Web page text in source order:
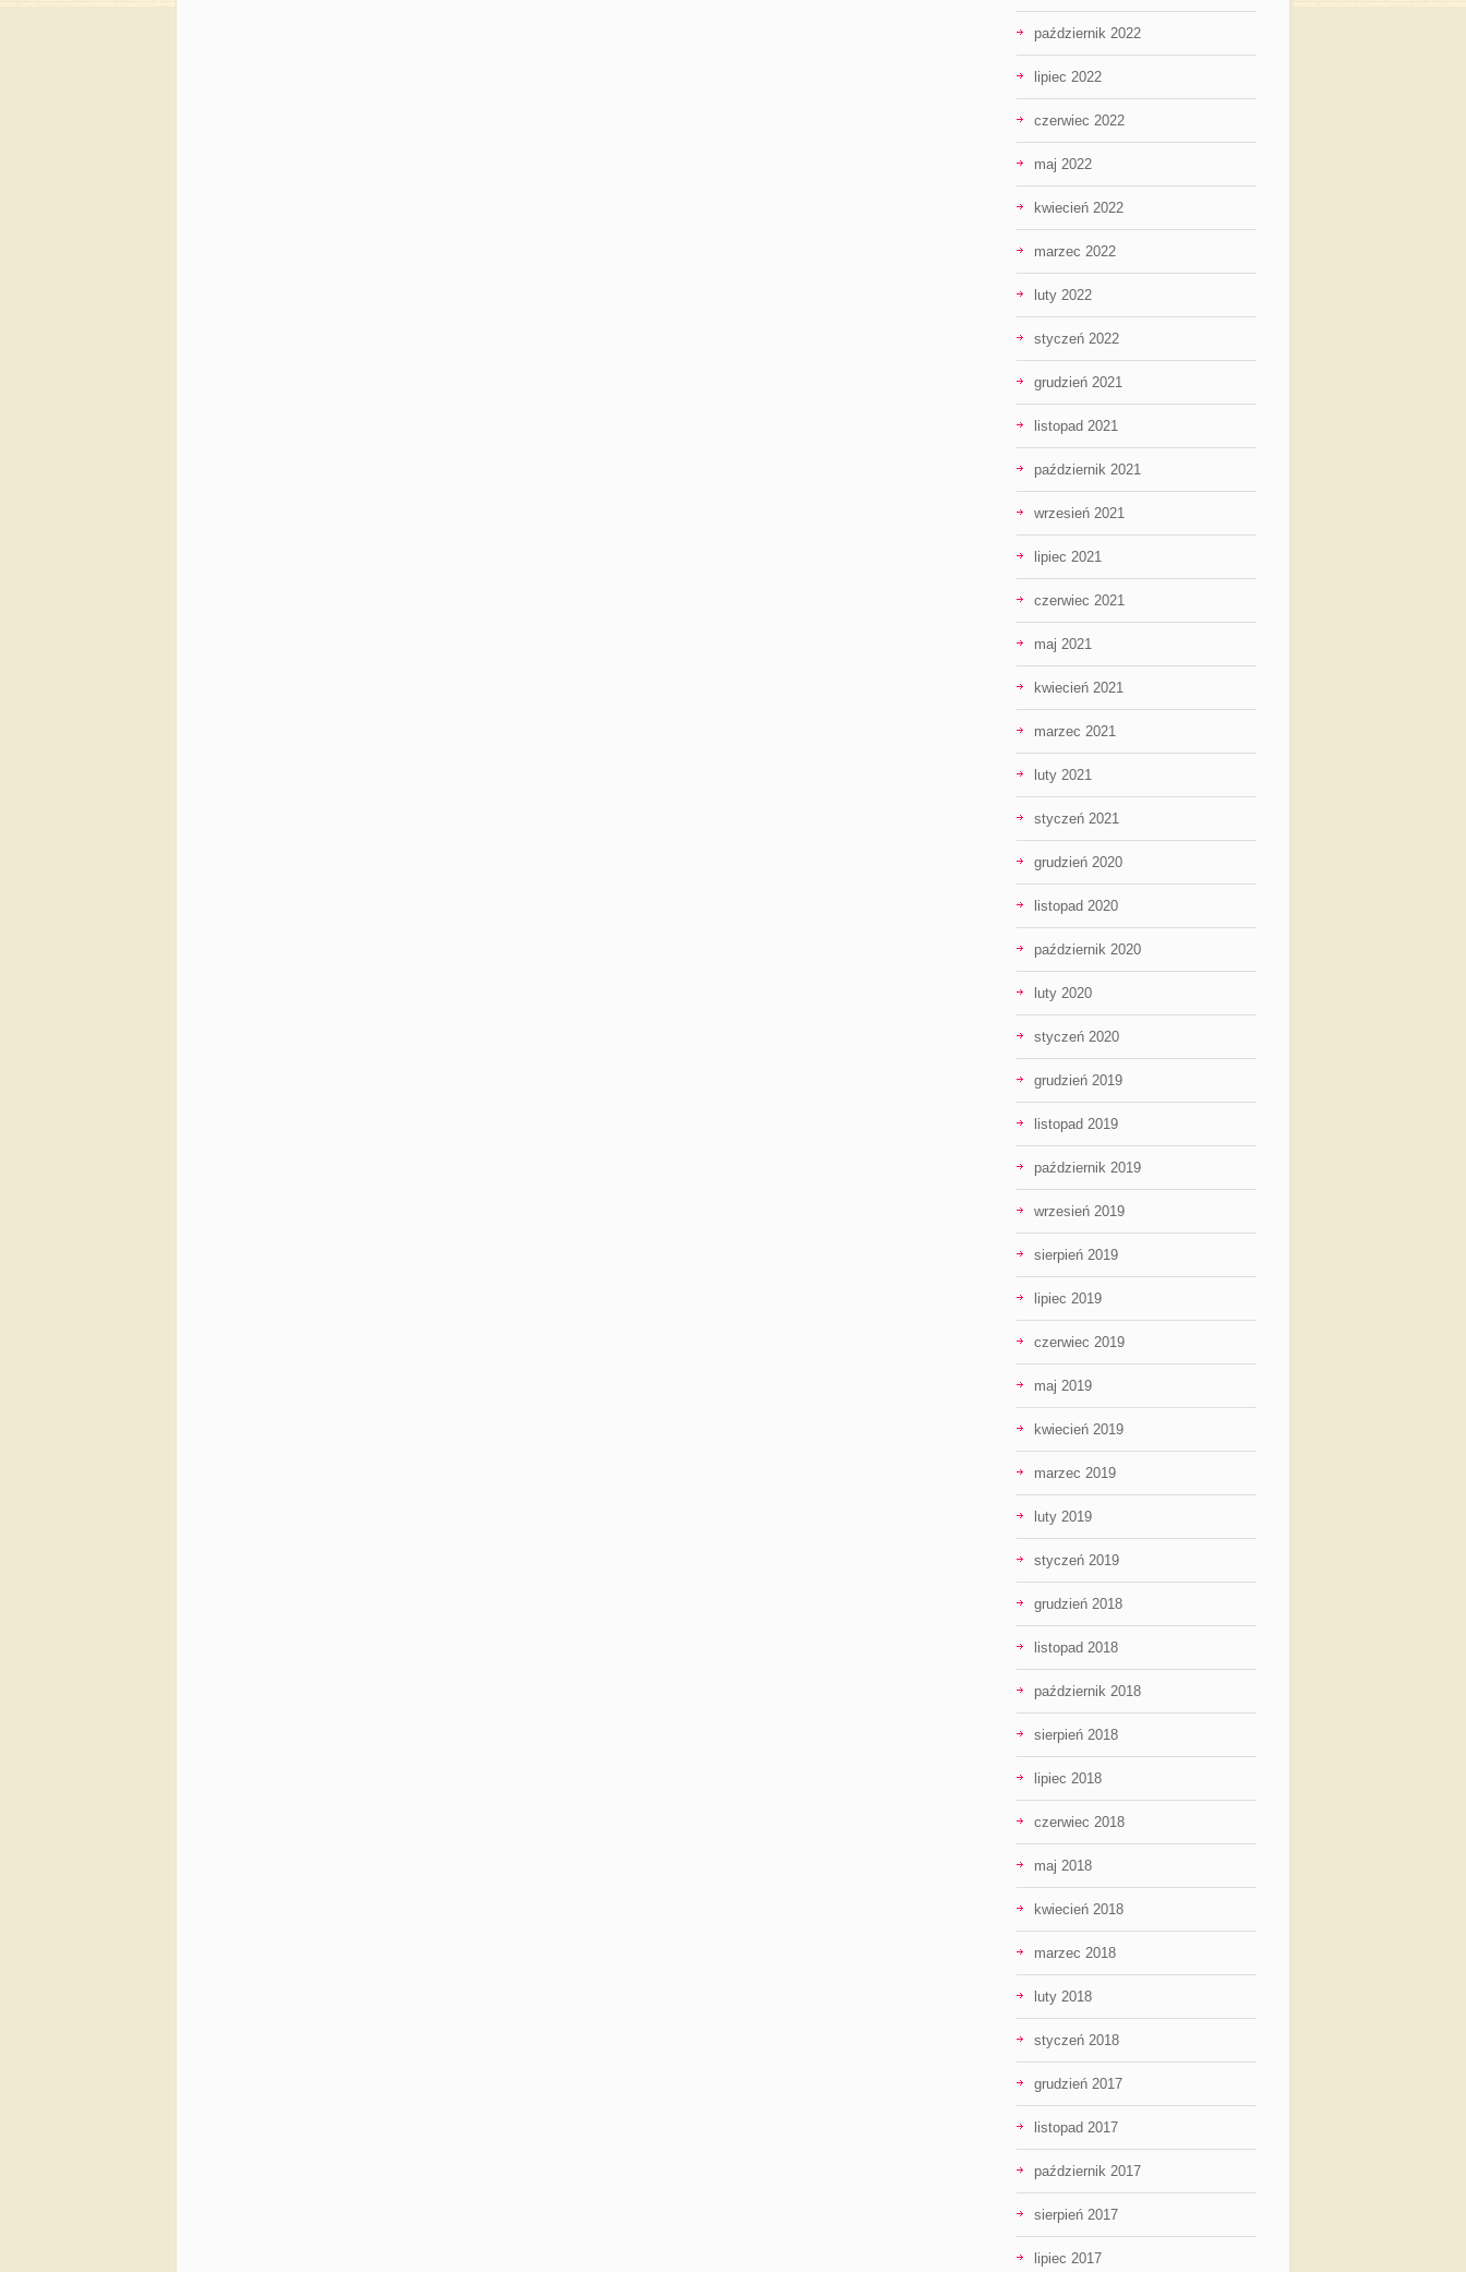
październik 2022
lipiec 2022
czerwiec 2022
maj 2022
kwiecień 2022
marzec 2022
luty 2022
styczeń 2022
grudzień 2021
listopad 2021
październik 2021
wrzesień 2021
lipiec 2021
czerwiec 2021
maj 2021
kwiecień 2021
marzec 2021
luty 2021
styczeń 2021
grudzień 2020
listopad 2020
październik 2020
luty 2020
styczeń 2020
grudzień 2019
listopad 2019
październik 2019
wrzesień 2019
sierpień 2019
lipiec 2019
czerwiec 2019
maj 2019
kwiecień 2019
marzec 2019
luty 2019
styczeń 2019
grudzień 2018
listopad 2018
październik 2018
sierpień 2018
lipiec 2018
czerwiec 2018
maj 2018
kwiecień 2018
marzec 2018
luty 2018
styczeń 2018
grudzień 2017
listopad 2017
październik 2017
sierpień 2017
lipiec 2017